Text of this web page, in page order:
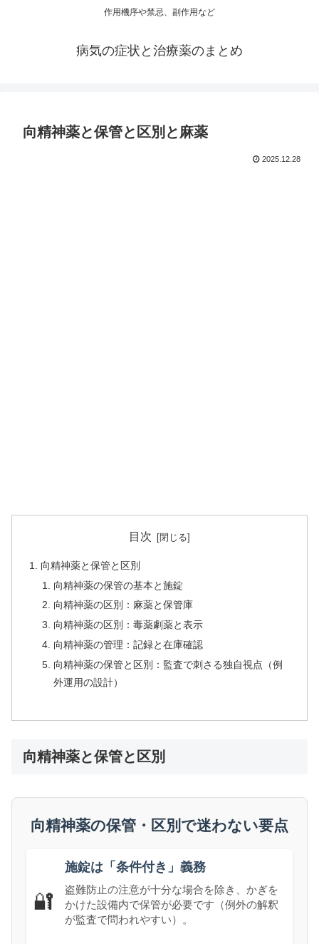
作用機序や禁忌、副作用など
病気の症状と治療薬のまとめ
向精神薬と保管と区別と麻薬
2025.12.28
目次
向精神薬と保管と区別
向精神薬の保管の基本と施錠
向精神薬の区別：麻薬と保管庫
向精神薬の区別：毒薬劇薬と表示
向精神薬の管理：記録と在庫確認
向精神薬の保管と区別：監査で刺さる独自視点（例
外運用の設計）
向精神薬と保管と区別
向精神薬の保管・区別で迷わない要点
🔐
施錠は「条件付き」義務
盗難防止の注意が十分な場合を除き、かぎを
かけた設備内で保管が必要です（例外の解釈
が監査で問われやすい）。